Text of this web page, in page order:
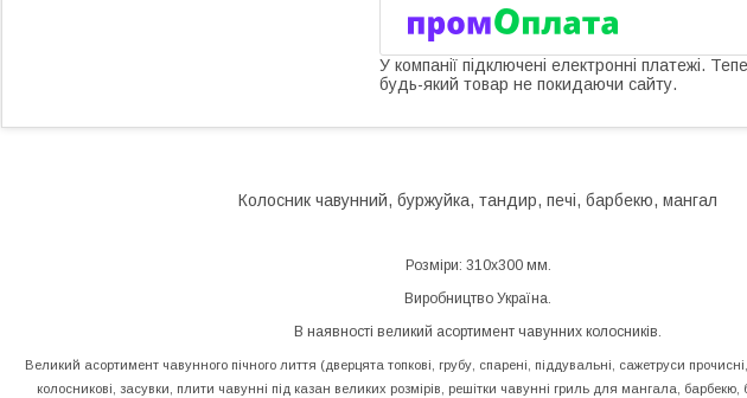
У компанії підключені електронні платежі.
будь-який товар не покидаючи сайту.
Колосник чавунний, буржуйка, тандир, печі, барбекю, мангал
Розміри: 310х300 мм.
Виробництво Україна.
В наявності великий асортимент чавунних колосників.
Великий асортимент чавунного пічного лиття (дверцята топкові, грубу, спарені, піддувальні, сажетруси
колосникові, засувки, плити чавунні під казан великих розмірів, решітки чавунні гриль для мангала,